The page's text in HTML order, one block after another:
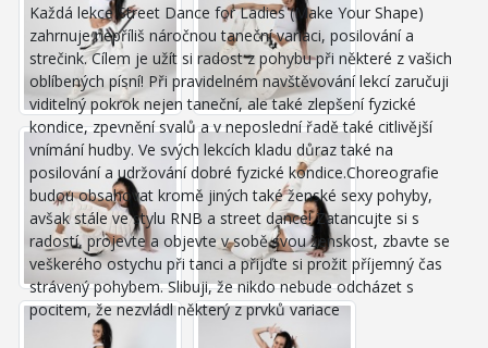
Každá lekce Street Dance for Ladies (Make Your Shape)
zahrnuje nepříliš náročnou taneční variaci, posilování a
strečink. Cílem je užít si radost z pohybu při některé z vašich
oblíbených písní! Při pravidelném navštěvování lekcí zaručuji
viditelný pokrok nejen taneční, ale také zlepšení fyzické
kondice, zpevnění svalů a v neposlední řadě také citlivější
vnímání hudby. Ve svých lekcích kladu důraz také na
posilování a udržování dobré fyzické kondice.Choreografie
budou obsahovat kromě jiných také ženské sexy pohyby,
avšak stále ve stylu RNB a street dance! Zatancujte si s
radostí, projevte a objevte v sobě svou ženskost, zbavte se
veškerého ostychu při tanci a přijďte si prožit příjemný čas
strávený pohybem. Slibuji, že nikdo nebude odcházet s
pocitem, že nezvládl některý z prvků variace